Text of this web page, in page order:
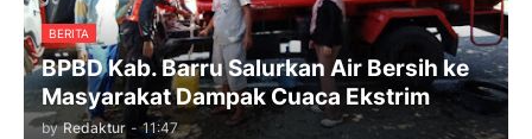
BERITA
BPBD Kab. Barru Salurkan Air Bersih ke
Masyarakat Dampak Cuaca Ekstrim
by Redaktur - 11:47